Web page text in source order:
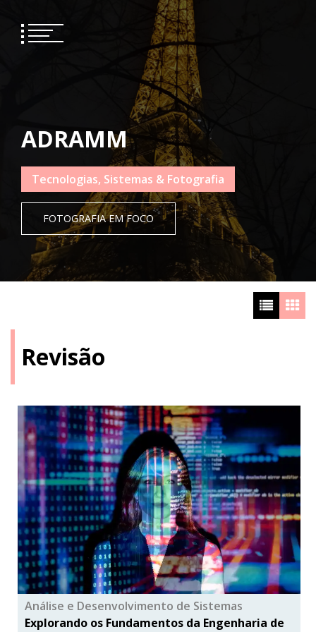
content
ADRAMM
Tecnologias, Sistemas & Fotografia
FOTOGRAFIA EM FOCO
Revisão
Análise e Desenvolvimento de Sistemas
Explorando os Fundamentos da Engenharia de